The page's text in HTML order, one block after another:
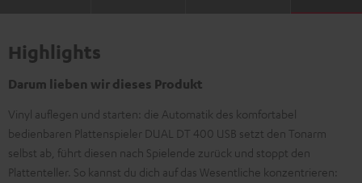
Highlights
Darum lieben wir dieses Produkt
Vinyl auflegen und starten: die Automatik des komfortabel
bedienbaren Plattenspieler DUAL DT 400 USB setzt den Tonarm
selbst ab, führt diesen nach Spielende zurück und stoppt den
Plattenteller. So kannst du dich auf das Wesentliche konzentrieren: